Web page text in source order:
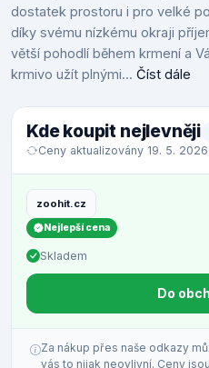
dostatek prostoru i pro velké
díky svému nízkému okraji
větší pohodlí během krmení a
krmivo užít plnými... Číst dále
Kde koupit nejlevněji
Ceny aktualizovány 19. 5.
zoohit.cz
Nejlepší cena
Skladem
Do
Za nákup přes naše odkazy
vás to nijak neovlivní. Ceny